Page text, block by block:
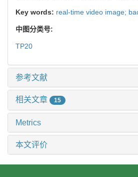
Key words: real-time video image;
中图分类号:
TP20
参考文献
相关文章 15
Metrics
本文评价